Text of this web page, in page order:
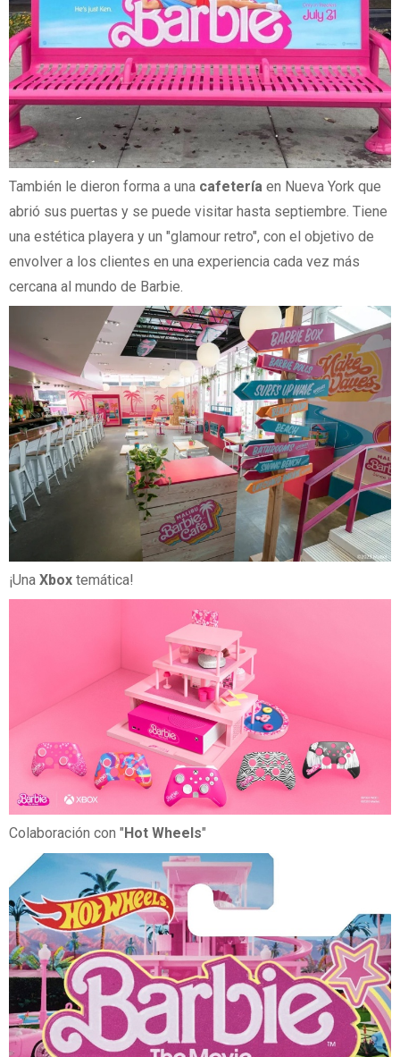
También le dieron forma a una cafetería en Nueva York que
abrió sus puertas y se puede visitar hasta septiembre. Tiene
una estética playera y un "glamour retro", con el objetivo de
envolver a los clientes en una experiencia cada vez más
cercana al mundo de Barbie.
¡Una Xbox temática!
Colaboración con " Hot Wheels"